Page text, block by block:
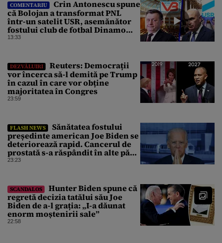
COMENTARIU
Crin Antonescu spune
că Bolojan a transformat PNL
într-un satelit USR, asemănător
fostului club de fotbal Dinamo
Victoria, care a aparținut Miliției
13:33
DEZVĂLUIRI
Reuters: Democrații
vor încerca să-l demită pe Trump
în cazul în care vor obține
majoritatea în Congres
23:59
FLASH NEWS
Sănătatea fostului
președinte american Joe Biden se
deteriorează rapid. Cancerul de
prostată s-a răspândit în alte părți
ale corpului
23:23
SCANDALOS
Hunter Biden spune că
regretă decizia tatălui său Joe
Biden de a-l grația: „I-a dăunat
enorm moștenirii sale”
22:58